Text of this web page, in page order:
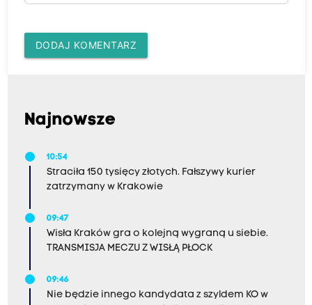
DODAJ KOMENTARZ
Najnowsze
10:54
Straciła 150 tysięcy złotych. Fałszywy kurier
zatrzymany w Krakowie
09:47
Wisła Kraków gra o kolejną wygraną u siebie.
TRANSMISJA MECZU Z WISŁĄ PŁOCK
09:46
Nie będzie innego kandydata z szyldem KO w